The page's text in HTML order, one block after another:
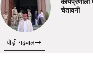
चेतावनी
पौड़ी गढ़वाल